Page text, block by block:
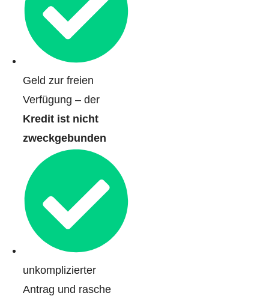
Geld zur freien
Verfügung – der
Kredit ist nicht
zweckgebunden
unkomplizierter
Antrag und rasche